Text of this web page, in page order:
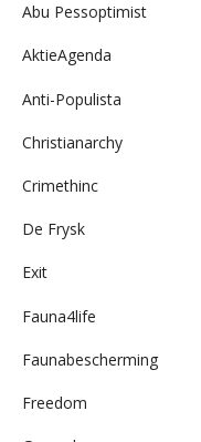
Abu Pessoptimist
AktieAgenda
Anti-Populista
Christianarchy
Crimethinc
De Frysk
Exit
Fauna4life
Faunabescherming
Freedom